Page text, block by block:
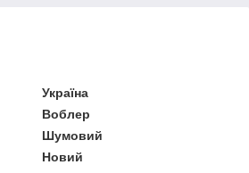
Україна
Воблер
Шумовий
Новий